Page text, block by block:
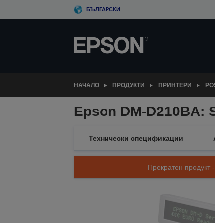
to
БЪЛГАРСКИ
НАЧАЛО ПРОДУКТИ ПРИНТЕРИ
Epson DM-D210BA:
Технически спецификации
Прекратен продукт